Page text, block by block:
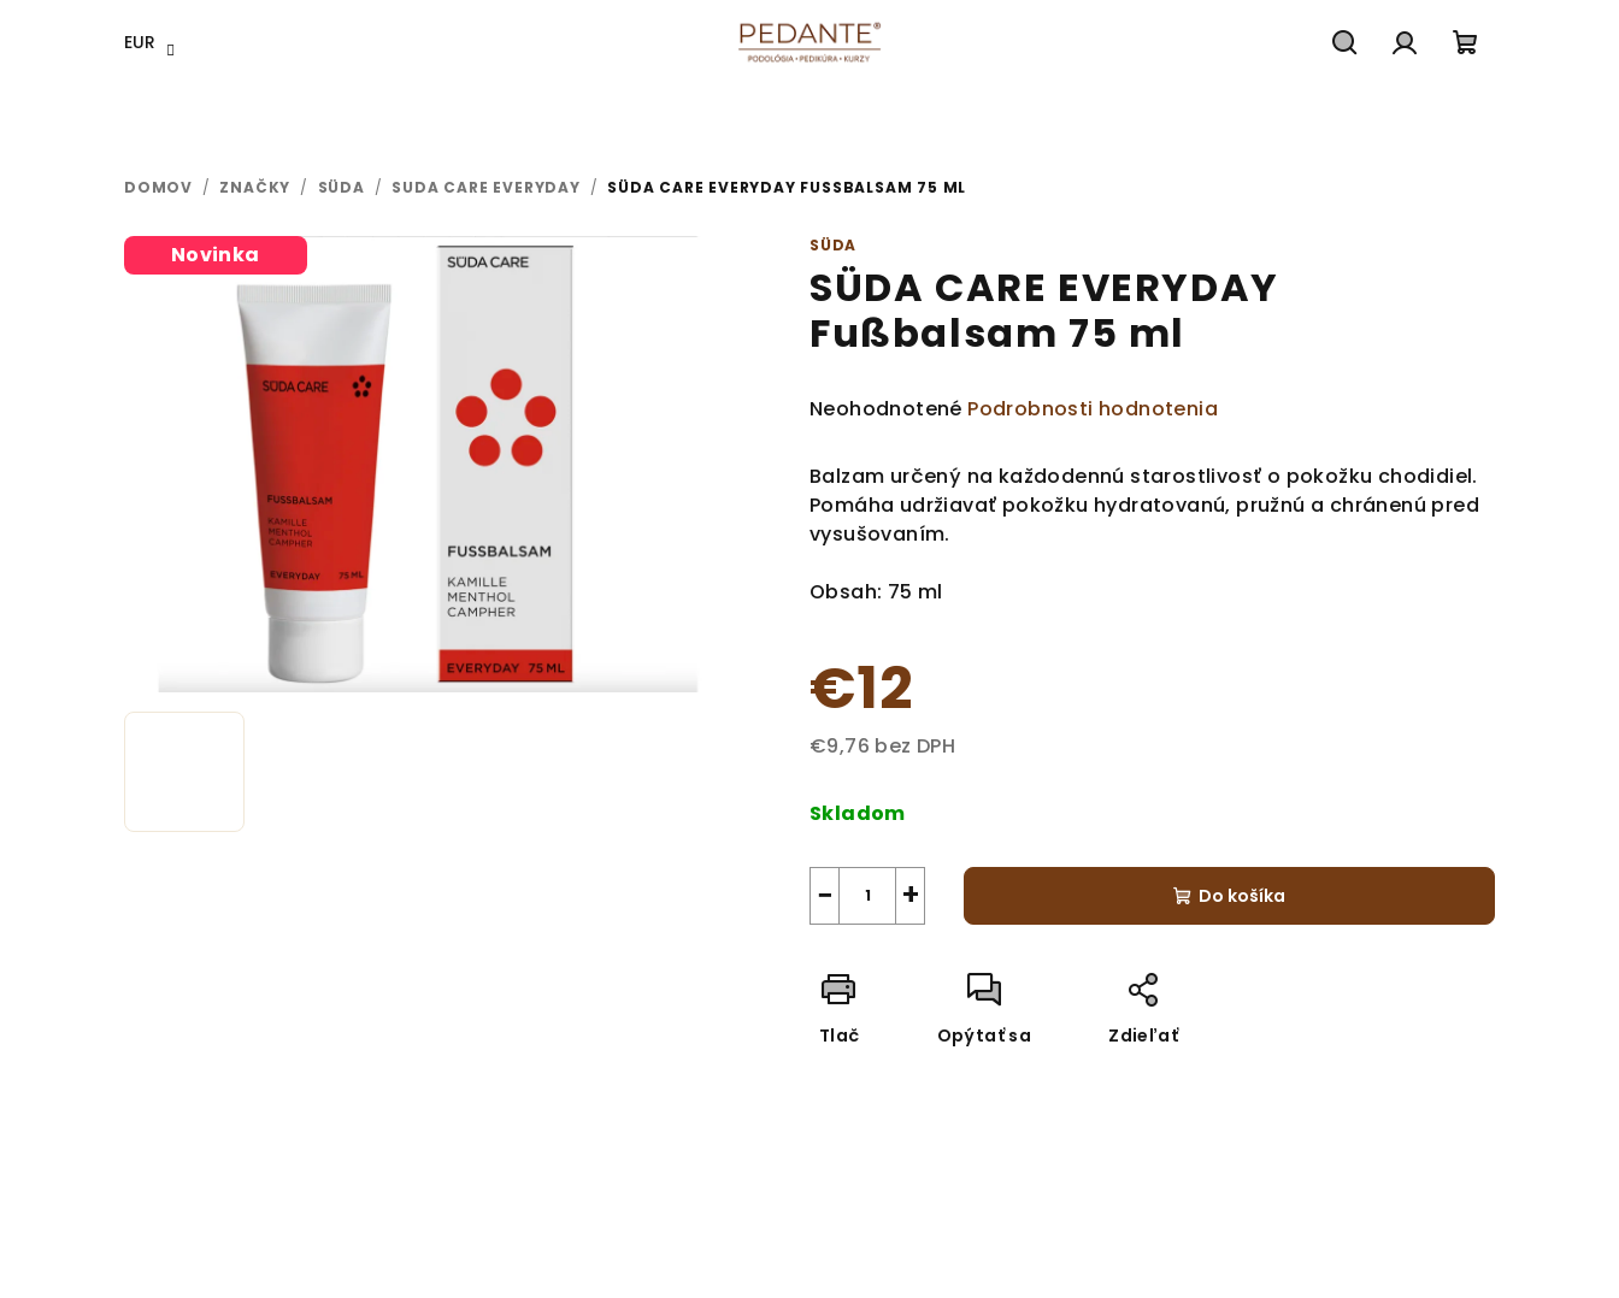
EUR
DOMOV / ZNAČKY / SÜDA / SUDA CARE EVERYDAY / SÜDA CARE EVERYDAY FUSSBALSAM 75 ML
SÜDA
SÜDA CARE EVERYDAY
Fußbalsam 75 ml
Priemerné
produktu
je
0,0
5
Neohodnotené Podrobnosti hodnotenia
Balzam určený na každodennú starostlivosť o pokožku chodidiel.
Pomáha udržiavať pokožku hydratovanú, pružnú a chránenú pred
vysušovaním.
Obsah: 75 ml
€12
€9,76 bez DPH
cena:
Skladom
+
− Do košíka
Tlač Opýtať sa Zdieľať
Novinka